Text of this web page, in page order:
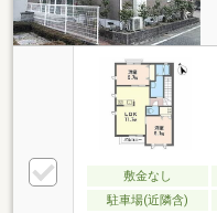
敷金なし
駐車場(近隣含)